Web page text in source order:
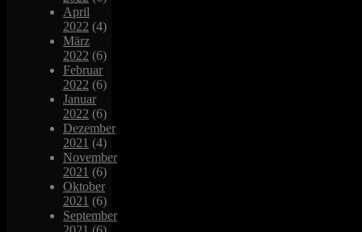
April
2022 (4)
März
2022 (6)
Februar
2022 (6)
Januar
2022 (6)
Dezember
2021 (4)
November
2021 (6)
Oktober
2021 (6)
September